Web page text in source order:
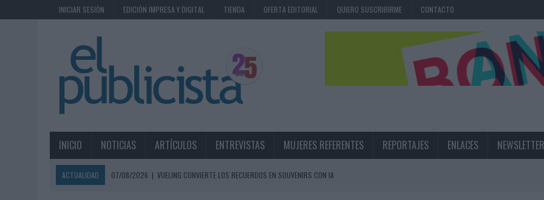
INICIAR SESIÓN EDICIÓN IMPRESA Y DIGITAL TIENDA OFERTA EDITORIAL QUIERO SUSCRIBIRME CONTACTO
INICIO NOTICIAS ARTÍCULOS ENTREVISTAS MUJERES REFERENTES REPORTAJES ENLACES NEWSLETTER
ACTUALIDAD 07/08/2026 | VUELING CONVIERTE LOS RECUERDOS EN SOUVENIRS CON IA